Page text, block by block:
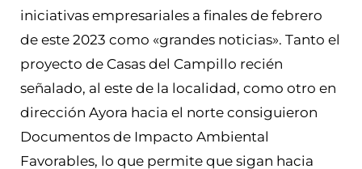
iniciativas empresariales a finales de febrero
de este 2023 como «grandes noticias». Tanto el
proyecto de Casas del Campillo recién
señalado, al este de la localidad, como otro en
dirección Ayora hacia el norte consiguieron
Documentos de Impacto Ambiental
Favorables, lo que permite que sigan hacia